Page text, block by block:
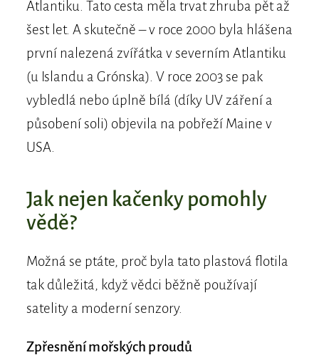
Atlantiku. Tato cesta měla trvat zhruba pět až
šest let. A skutečně – v roce 2000 byla hlášena
první nalezená zvířátka v severním Atlantiku
(u Islandu a Grónska). V roce 2003 se pak
vybledlá nebo úplně bílá (díky UV záření a
působení soli) objevila na pobřeží Maine v
USA.
Jak nejen kačenky pomohly
vědě?
Možná se ptáte, proč byla tato plastová flotila
tak důležitá, když vědci běžně používají
satelity a moderní senzory.
Zpřesnění mořských proudů